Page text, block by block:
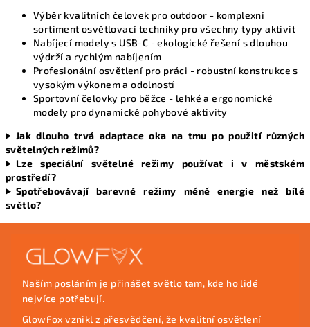
Výběr kvalitních čelovek pro outdoor - komplexní
sortiment osvětlovací techniky pro všechny typy aktivit
Nabíjecí modely s USB-C - ekologické řešení s dlouhou
výdrží a rychlým nabíjením
Profesionální osvětlení pro práci - robustní konstrukce s
vysokým výkonem a odolností
Sportovní čelovky pro běžce - lehké a ergonomické
modely pro dynamické pohybové aktivity
Jak dlouho trvá adaptace oka na tmu po použití různých
světelných režimů?
Lze speciální světelné režimy používat i v městském
prostředí?
Spotřebovávají barevné režimy méně energie než bílé
světlo?
Naším posláním je přinášet světlo tam, kde ho lidé
nejvíce potřebují.
GlowFox vznikl z přesvědčení, že kvalitní osvětlení